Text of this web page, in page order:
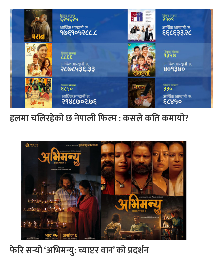
हलमा चलिरहेको छ नेपाली फिल्म : कसले कति कमायो?
फेरि सर्‍यो ‘अभिमन्यु: च्याप्टर वान’ को प्रदर्शन